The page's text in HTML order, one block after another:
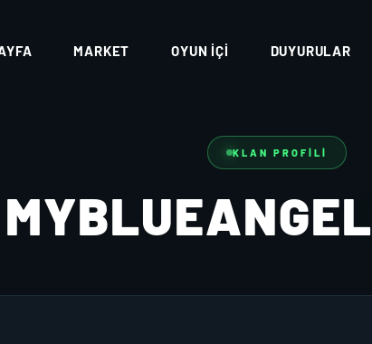
MARKET OYUN İÇI DUYURULAR
KLAN PROFILI
MYBLUEANGEL